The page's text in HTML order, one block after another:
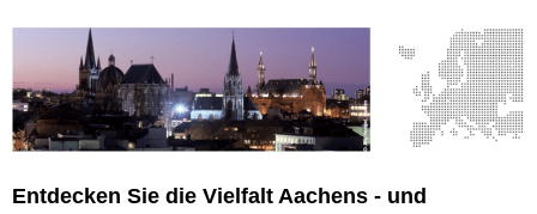
Entdecken Sie die Vielfalt Aachens - und